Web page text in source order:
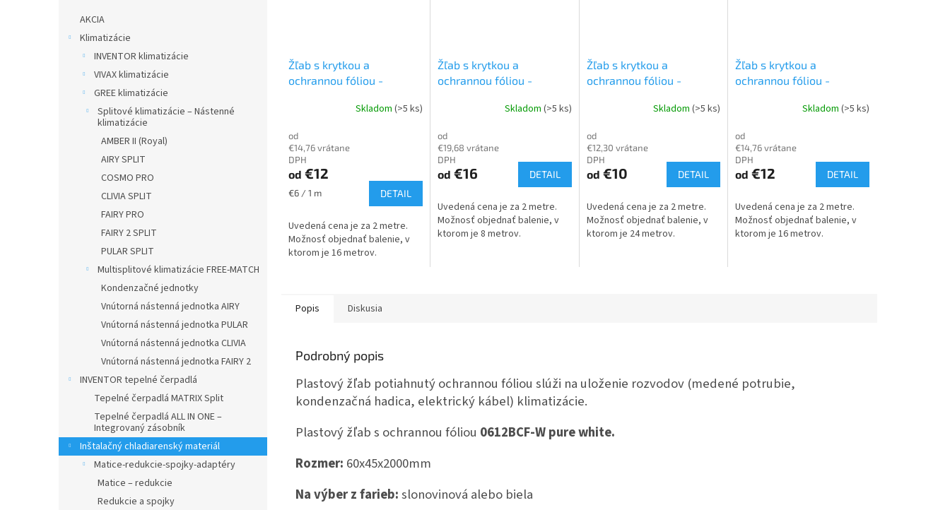
AKCIA
Klimatizácie
INVENTOR klimatizácie
VIVAX klimatizácie
GREE klimatizácie
Splitové klimatizácie – Nástenné
klimatizácie
AMBER II (Royal)
AIRY SPLIT
COSMO PRO
CLIVIA SPLIT
FAIRY PRO
FAIRY 2 SPLIT
PULAR SPLIT
Multisplitové klimatizácie FREE-MATCH
Kondenzačné jednotky
Vnútorná nástenná jednotka AIRY
Vnútorná nástenná jednotka PULAR
Vnútorná nástenná jednotka CLIVIA
Vnútorná nástenná jednotka FAIRY 2
INVENTOR tepelné čerpadlá
Tepelné čerpadlá MATRIX Split
Tepelné čerpadlá ALL IN ONE –
Integrovaný zásobník
Inštalačný chladiarenský materiál
Matice-redukcie-spojky-adaptéry
Matice – redukcie
Redukcie a spojky
Žľab s krytkou a
ochrannou fóliou -
Plastový program
Skladom (>5 ks)
od
€14,76 vrátane
DPH
od €12
Jednotková
€6 / 1 m DETAIL
Uvedená cena je za 2 metre.
Možnosť objednať balenie, v
ktorom je 16 metrov.
Žľab s krytkou a
ochrannou fóliou -
Plastový program
Skladom (>5 ks)
od
€19,68 vrátane
DPH
od €16 DETAIL
Uvedená cena je za 2 metre.
Možnosť objednať balenie, v
ktorom je 8 metrov.
Žľab s krytkou a
ochrannou fóliou -
Plastový
Skladom(>5 ks)
od
€12,30 vrátane
DPH
od €10 DETAIL
Uvedená cena je za 2 metre.
Možnosť objednať balenie, v
ktorom je 24 metrov.
Žľab s krytkou a
ochrannou fóliou -
Plastový
Skladom (>5 ks)
od
€14,76 vrátane
DPH
od €12 DETAIL
Uvedená cena je za 2 metre.
Možnosť objednať balenie, v
ktorom je 16 metrov.
Popis Diskusia
Podrobný popis
Plastový žľab potiahnutý ochrannou fóliou slúži na uloženie rozvodov (medené potrubie,
kondenzačná hadica, elektrický kábel) klimatizácie.
Plastový žľab s ochrannou fóliou 0612BCF-W pure white.
Rozmer: 60x45x2000mm
Na výber z farieb:slonovinová alebo biela